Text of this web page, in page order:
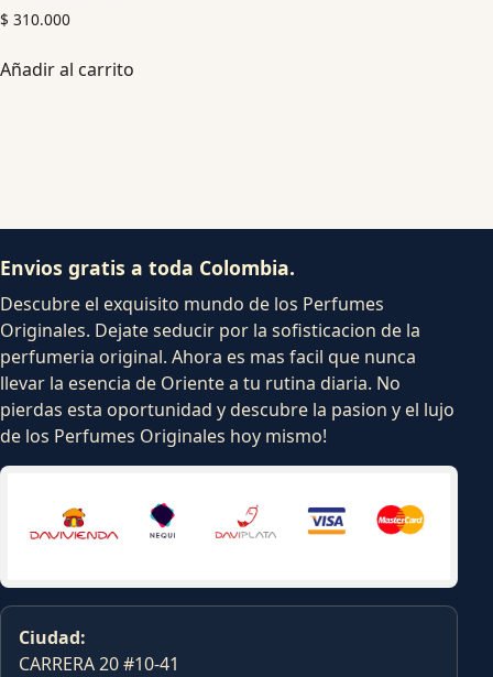
$ 310.000
Añadir al carrito
Envios gratis a toda Colombia.
Descubre el exquisito mundo de los Perfumes
Originales. Dejate seducir por la sofisticacion de la
perfumeria original. Ahora es mas facil que nunca
llevar la esencia de Oriente a tu rutina diaria. No
pierdas esta oportunidad y descubre la pasion y el lujo
de los Perfumes Originales hoy mismo!
Ciudad:
CARRERA 20 #10-41